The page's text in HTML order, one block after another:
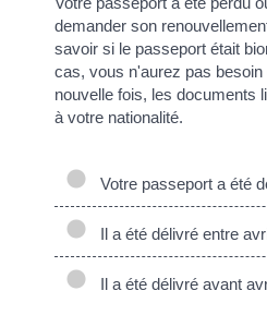
demander son
savoir si le passeport était
cas, vous n'aurez pas besoin
nouvelle fois, les documents
à votre nationalité.
Votre passeport a été
Il a été délivré entre
Il a été délivré avant